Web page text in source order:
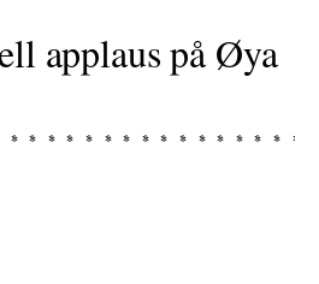
applaus på Øya